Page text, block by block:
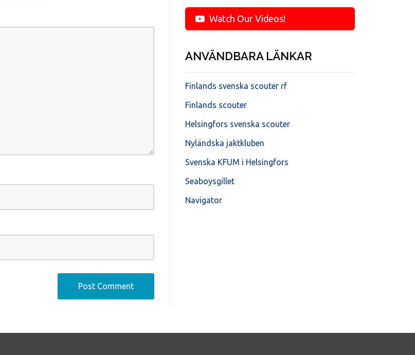
Watch Our Videos!
ANVÄNDBARA LÄNKAR
Finlands svenska scouter rf
Finlands scouter
Helsingfors svenska scouter
Nyländska jaktkluben
Svenska KFUM i Helsingfors
Seaboysgillet
Navigator